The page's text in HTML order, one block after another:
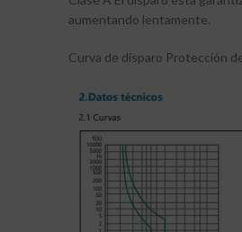
aumentando lentamente.
Curva de disparo Protección